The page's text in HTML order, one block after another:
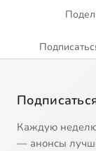
Каждую
— анонсы